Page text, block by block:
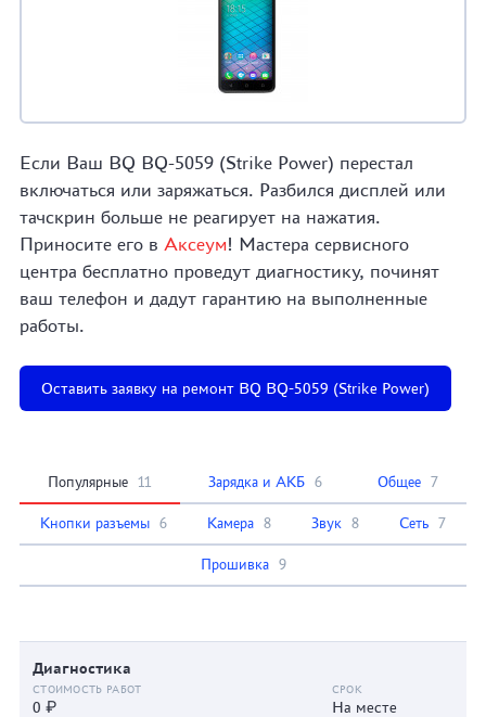
Если Ваш BQ BQ-5059 (Strike Power) перестал
включаться или заряжаться. Разбился дисплей или
тачскрин больше не реагирует на нажатия.
Приносите его в Аксеум! Мастера сервисного
центра бесплатно проведут диагностику, починят
ваш телефон и дадут гарантию на выполненные
работы.
Оставить заявку на ремонт BQ BQ-5059 (Strike Power)
Популярные 11 Зарядка и АКБ 6 Общее 7
Кнопки разъемы 6 Камера 8 Звук 8 Сеть 7
Прошивка 9
Диагностика
0 ₽ На месте